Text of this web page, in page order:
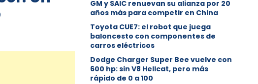
GM y SAIC renuevan su alianza por 20
años más para competir en China
Toyota CUE7: el robot que juega
baloncesto con componentes de
carros eléctricos
Dodge Charger Super Bee vuelve con
600 hp: sin V8 Hellcat, pero más
rápido de 0 a 100